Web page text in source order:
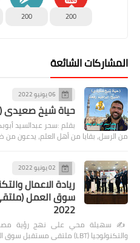
200
200
المشاركات الشائعة
06 يونيو 2022
حياة شيخ صعيدى
بقلم :سحر عبدالسيد
من الرسل، بقايا من أهل العلم، يدعون من
02 يونيو 2022
ريادة الاعمال
سوق العمل (ملتقى
2022
والتكنولوجيا (LBT) ملتقى مستقبل سوق العمل (ملت…